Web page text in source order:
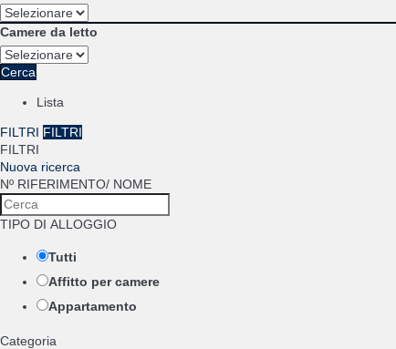
Camere da letto
Cerca
Lista
FILTRI FILTRI
FILTRI
Nuova ricerca
Nº RIFERIMENTO/ NOME
TIPO DI ALLOGGIO
Tutti
Affitto per camere
Appartamento
Categoria